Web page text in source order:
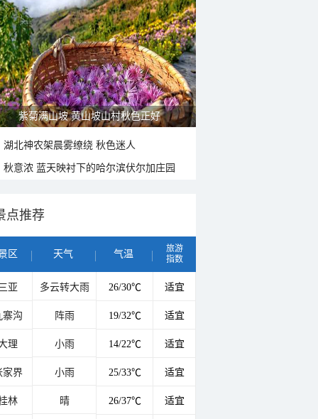
紫菊满山坡 黄山坡山村秋色正好
湖北神农架晨雾缭绕 秋色迷人
秋意浓 蓝天映衬下的哈尔滨伏尔加庄园
点推荐
区 天气 气温
旅游
指数
亚 多云转大雨 26/30℃ 适宜
寨沟 阵雨 19/32℃ 适宜
理 小雨 14/22℃ 适宜
家界 小雨 25/33℃ 适宜
林 晴 26/37℃ 适宜